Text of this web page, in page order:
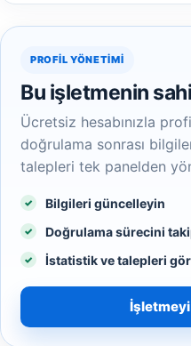
PROFIL YÖNETIMI
Bu işletmenin
Ücretsiz hesabınızla
doğrulama sonrası
talepleri tek panelden
Bilgileri güncelleyin
Doğrulama sürecini
İstatistik ve talepleri